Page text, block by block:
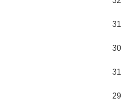
31
30
31
29